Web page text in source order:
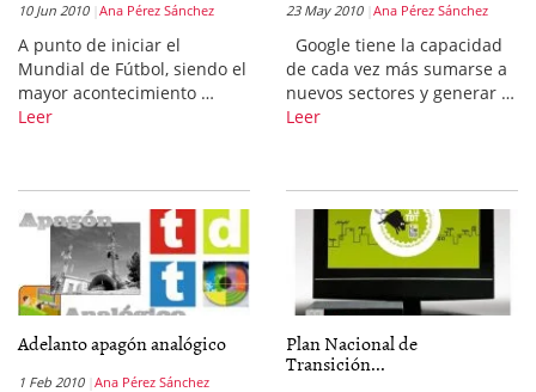
10 Jun 2010 Ana Pérez Sánchez
A punto de iniciar el
Mundial de Fútbol, siendo el
mayor acontecimiento …
Leer
23 May 2010 Ana Pérez Sánchez
Google tiene la capacidad
de cada vez más sumarse a
nuevos sectores y generar …
Leer
Adelanto apagón analógico
1 Feb 2010 Ana Pérez Sánchez
Plan Nacional de
Transición...